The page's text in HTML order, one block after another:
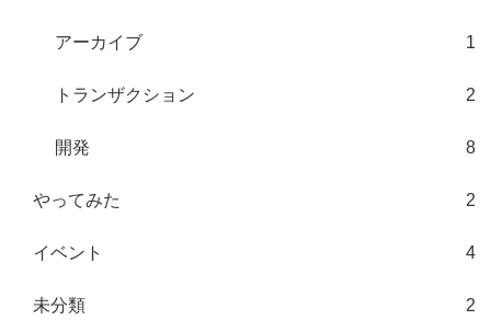
アーカイブ 1
トランザクション 2
開発 8
やってみた 2
イベント 4
未分類 2